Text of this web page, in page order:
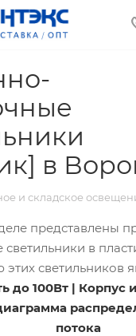
в
и складское
представлены
в
светильников
до 100Вт | Корпус
потока